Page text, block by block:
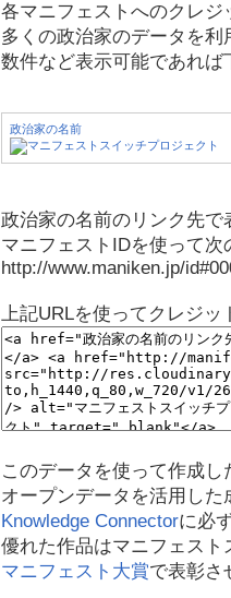
各マニフェストへのクレジ
多くの政治家のデータを利
数件など表示可能であれば
政治家の名前
政治家の名前のリンク先で
マニフェストIDを使って次
http://www.maniken.jp/
上記URLを使ってクレジッ
このデータを使って作成し
オープンデータを活用した
Knowledge Connectorに必
優れた作品はマニフェスト
マニフェスト大賞で表彰さ